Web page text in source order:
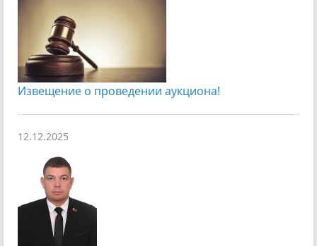
Извещение о проведении аукциона!
12.12.2025